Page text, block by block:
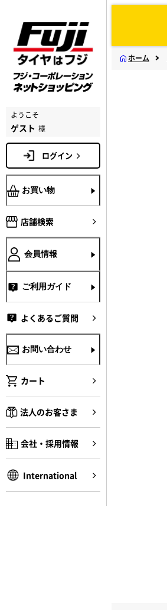
ようこそ
ゲスト 様
ログイン
お買い物
店舗検索
会員情報
ご利用ガイド
よくあるご質問
お問い合わせ
カート
法人のお客さま
会社・採用情報
International
ホーム